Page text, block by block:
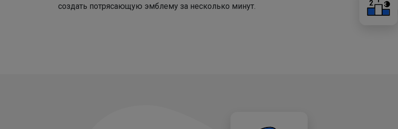
создать потрясающую эмблему за несколько минут.